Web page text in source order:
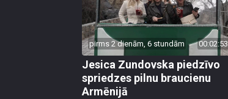
pirms 2 dienām, 6 stundām 00:02:53
Jesica Zundovska piedzīvo
spriedzes pilnu braucienu
Armēnijā